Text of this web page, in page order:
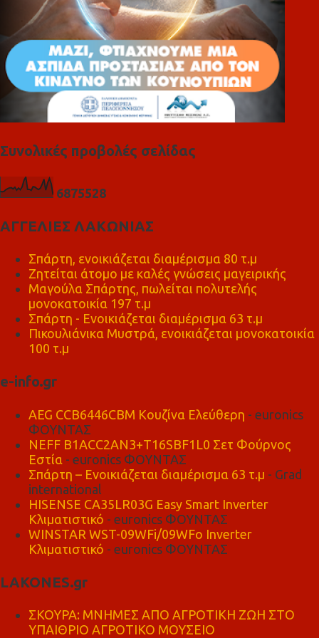
Συνολικές προβολές σελίδας
6875528
ΑΓΓΕΛΙΕΣ ΛΑΚΩΝΙΑΣ
Σπάρτη, ενοικιάζεται διαμέρισμα 80 τ.μ
Ζητείται άτομο με καλές γνώσεις μαγειρικής
Μαγούλα Σπάρτης, πωλείται πολυτελής
μονοκατοικία 197 τ.μ
Σπάρτη - Ενοικιάζεται διαμέρισμα 63 τ.μ
Πικουλιάνικα Μυστρά, ενοικιάζεται μονοκατοικία
100 τ.μ
e-info.gr
AEG CCB6446CBM Κουζίνα Ελεύθερη - euronics
ΦΟΥΝΤΑΣ
NEFF B1ACC2AN3+T16SBF1L0 Σετ Φούρνος
Εστία - euronics ΦΟΥΝΤΑΣ
Σπάρτη – Ενοικιάζεται διαμέρισμα 63 τ.μ - Grad
international
HISENSE CA35LR03G Easy Smart Inverter
Κλιματιστικό - euronics ΦΟΥΝΤΑΣ
WINSTAR WST-09WFi/09WFo Inverter
Κλιματιστικό - euronics ΦΟΥΝΤΑΣ
LAKONES.gr
ΣΚΟΥΡΑ: ΜΝΗΜΕΣ ΑΠΟ ΑΓΡΟΤΙΚΗ ΖΩΗ ΣΤΟ
ΥΠΑΙΘΡΙΟ ΑΓΡΟΤΙΚΟ ΜΟΥΣΕΙΟ